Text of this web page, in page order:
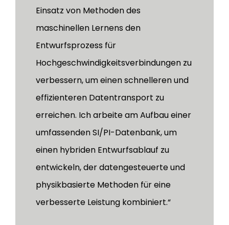
Einsatz von Methoden des
maschinellen Lernens den
Entwurfsprozess für
Hochgeschwindigkeitsverbindungen zu
verbessern, um einen schnelleren und
effizienteren Datentransport zu
erreichen. Ich arbeite am Aufbau einer
umfassenden SI/PI-Datenbank, um
einen hybriden Entwurfsablauf zu
entwickeln, der datengesteuerte und
physikbasierte Methoden für eine
verbesserte Leistung kombiniert.“